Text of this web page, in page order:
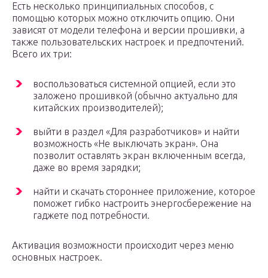
Есть несколько принципиальных способов, с
помощью которых можно отключить опцию. Они
зависят от модели телефона и версии прошивки, а
также пользовательских настроек и предпочтений.
Всего их три:
воспользоваться системной опцией, если это
заложено прошивкой (обычно актуально для
китайских производителей);
выйти в раздел «Для разработчиков» и найти
возможность «Не выключать экран». Она
позволит оставлять экран включенным всегда,
даже во время зарядки;
найти и скачать стороннее приложение, которое
поможет гибко настроить энергосбережение на
гаджете под потребности.
Активация возможности происходит через меню
основных настроек.